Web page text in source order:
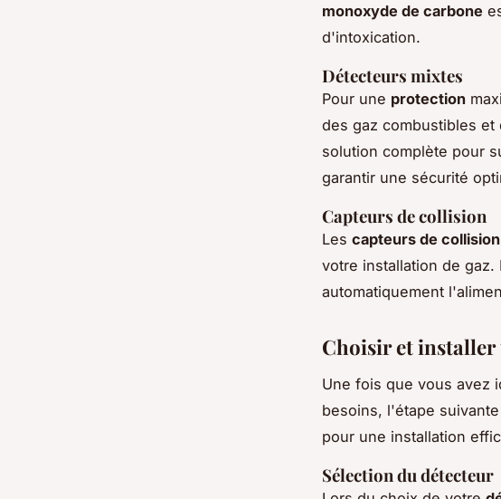
monoxyde de carbone
d'intoxication.
Détecteurs mixtes
Pour une protection
des gaz combustibles
solution complète pour
garantir une sécurité
Capteurs de collision
Les capteurs de collision
votre installation de
automatiquement
Choisir et installer
Une fois que vous avez
besoins, l'étape
pour une installation
Sélection du détecteur